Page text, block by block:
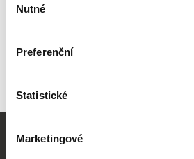
souhlasu
Nutné
Preferenční
Statistické
Marketingové